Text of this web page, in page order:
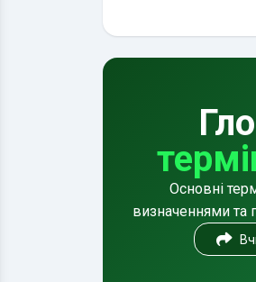
Основні
визначеннями та